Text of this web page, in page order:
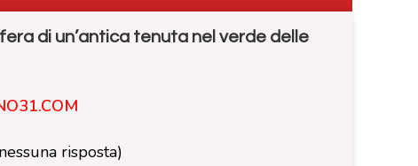
di un’antica tenuta nel verde delle
risposta)